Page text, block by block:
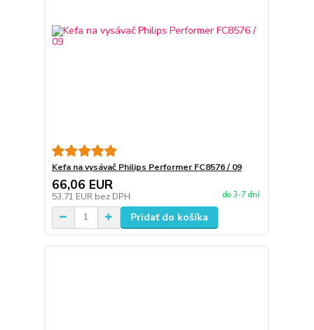
Kefa na vysávač Philips Performer FC8576 / 09
66,06 EUR
53,71 EUR bez DPH do 3-7 dní
Pridať do košíka